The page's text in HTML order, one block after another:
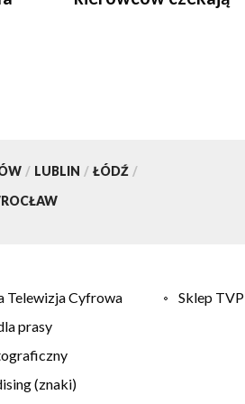
/ LUBLIN / ŁÓDŹ /
Telewizja Cyfrowa
Sklep TVP
prasy
(znaki)